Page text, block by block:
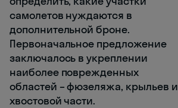
самолетов нуждаются в
дополнительной броне.
Первоначальное предложение
заключалось в укреплении
наиболее поврежденных
областей – фюзеляжа, крыльев и
хвостовой части.